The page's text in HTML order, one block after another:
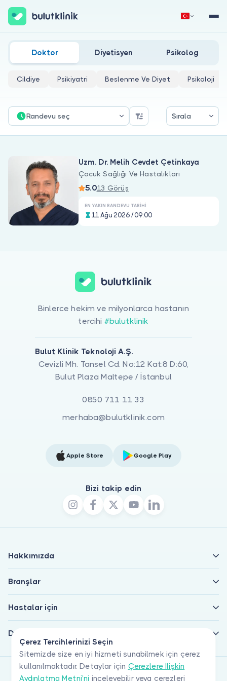
Hastalar için
Doktorlar için
Doktor musunuz?
Hemen Kaydol Giriş Yap
Ordu Çocuk Sağlığı Ve Hastalıkları Doktorları
Doktor Diyetisyen Psikolog
Cildiye Psikiyatri Beslenme Ve Diyet Psikoloji
Randevu seç Sırala
Uzm. Dr. Melih Cevdet Çetinkaya
Çocuk Sağlığı Ve Hastalıkları
5.013 Görüş
EN YAKIN RANDEVU TARIHI
11 Ağu 2026 / 09:00
Çerez Tercihlerinizi Seçin
Sitemizde size en iyi hizmeti sunabilmek için çerez
kullanılmaktadır. Detaylar için Çerezlere İlişkin
Aydınlatma Metni'ni inceleyebilir veya çerezleri
Binlerce hekim ve milyonlarca hastanın
tercihi #bulutklinik
Bulut Klinik Teknoloji A.Ş.
Cevizli Mh. Tansel Cd. No:12 Kat:8 D:60,
Bulut Plaza Maltepe / İstanbul
0850 711 11 33
merhaba@bulutklinik.com
Apple Store Google Play
Bizi takip edin
Hakkımızda
Branşlar
Hastalar için
Doktorlar için